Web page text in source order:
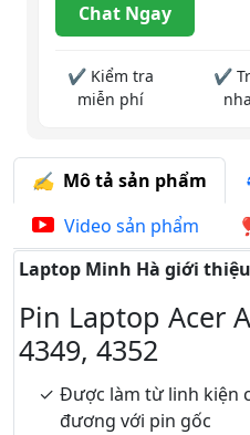
Chat Ngay
✔ Kiểm tra
miễn phí
✔
Mô tả sản phẩm
Video sản phẩm
Laptop Minh Hà giới
Pin Laptop Acer
4349, 4352
Được làm từ linh kiện
đương với pin gốc